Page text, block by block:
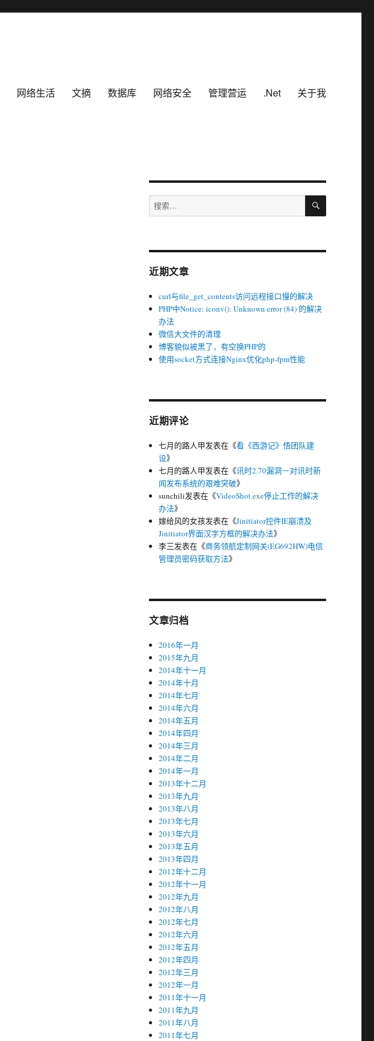
网络生活 文摘 数据库 网络安全 管理营运 .Net 关于我
搜
索：
搜
近期文章
curl与file_get_contents访问远程接口慢的解决
PHP中Notice: iconv(): Unknown error (84) 的解决
办法
微信大文件的清理
博客貌似被黑了，有空换PHP的
使用socket方式连接Nginx优化php-fpm性能
近期评论
七月的路人甲发表在《看《西游记》悟团队建
设》
七月的路人甲发表在《讯时2.70漏洞－对讯时新
闻发布系统的艰难突破》
sunchili发表在《VideoShot.exe停止工作的解决
办法》
嫁给风的女孩发表在《Jinitiator控件IE崩溃及
Jinitiator界面汉字方框的解决办法》
李三发表在《商务领航定制网关(EG692HW)电信
管理员密码获取方法》
文章归档
2016年一月
2015年九月
2014年十一月
2014年十月
2014年七月
2014年六月
2014年五月
2014年四月
2014年三月
2014年二月
2014年一月
2013年十二月
2013年九月
2013年八月
2013年七月
2013年六月
2013年五月
2013年四月
2012年十二月
2012年十一月
2012年九月
2012年八月
2012年七月
2012年六月
2012年五月
2012年四月
2012年三月
2012年一月
2011年十一月
2011年九月
2011年八月
2011年七月